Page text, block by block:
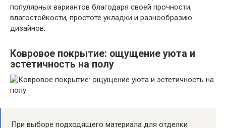
популярных вариантов благодаря своей прочности,
влагостойкости, простоте укладки и разнообразию
дизайнов.
Ковровое покрытие: ощущение уюта и
эстетичность на полу
При выборе подходящего материала для отделки